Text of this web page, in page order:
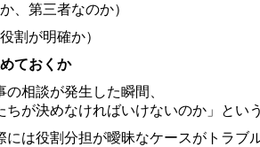
、第三者なのか）
割が明確か）
ておくか
相談が発生した瞬間、
が決めなければいけないのか」とい
は役割分担が曖昧なケースがトラブ